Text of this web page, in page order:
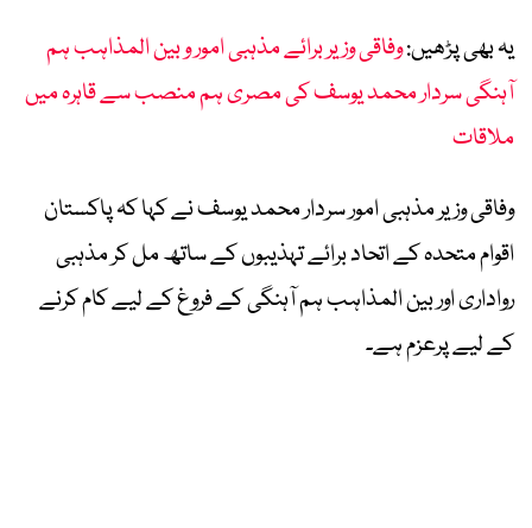
یہ بھی پڑھیں:وفاقی وزیر برائے مذہبی امور و بین المذاہب ہم
آہنگی سردار محمد یوسف کی مصری ہم منصب سے قاہرہ میں
ملاقات
وفاقی وزیر مذہبی امور سردار محمد یوسف نے کہا کہ پاکستان
اقوام متحدہ کے اتحاد برائے تہذیبوں کے ساتھ مل کر مذہبی
رواداری اور بین المذاہب ہم آہنگی کے فروغ کے لیے کام کرنے
کے لیے پرعزم ہے۔